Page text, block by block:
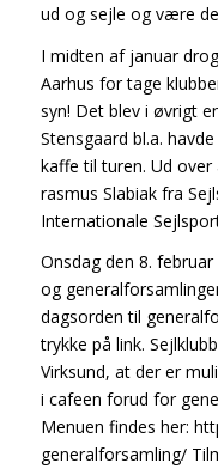
ud og sejle og være
I midten af januar
Aarhus for tage
syn! Det blev i øvrigt
Stensgaard bl.a.
kaffe til turen. Ud
rasmus Slabiak fra
Internationale
Onsdag den 8.
og
dagsorden til
trykke på link.
Virksund, at der er
i cafeen forud for
Menuen findes her:
generalforsamling/